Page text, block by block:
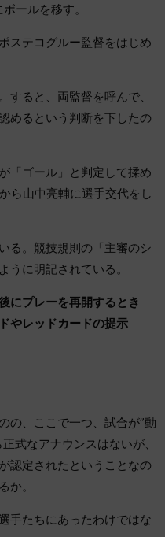
ールを移す。
ステコグルー監督をはじめ
ると、両監督を呼んで、
めるという判断を下したの
「ゴール」と判定して揉め
ら山中亮輔に選手交代をし
る。競技規則の「主審のシ
うに明記されている。
にプレーを再開するとき
やレッドカードの提示
の、ここで一つ、試合が”動
式なアナウンスはないが、
認定されたということなの
か。
手たちにあったわけではな